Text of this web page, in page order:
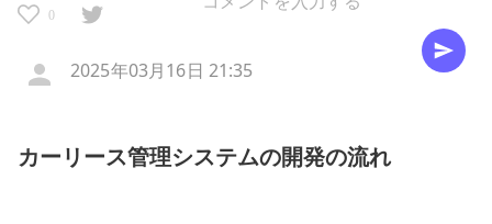
0
2025年03月16日 21:35
カーリース管理システムの開発の流れ